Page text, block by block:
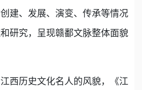
建、发展、演变、传承等情况
研究，呈现赣鄱文脉整体面貌
历史文化名人的风貌，《江